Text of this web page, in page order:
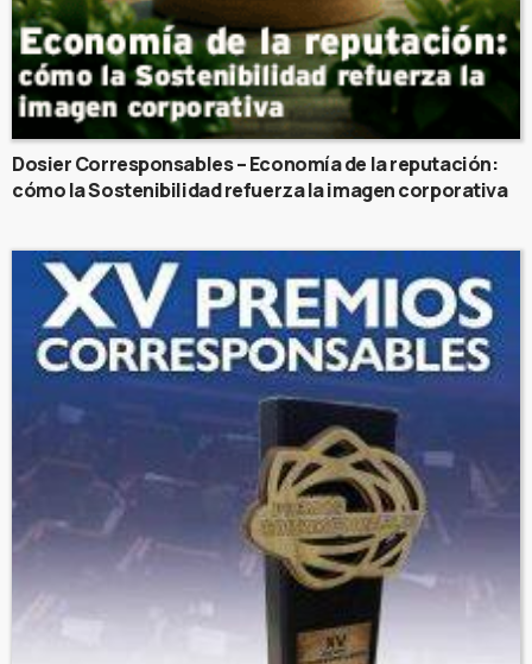
Dosier Corresponsables – Economía de la reputación:
cómo la Sostenibilidad refuerza la imagen corporativa